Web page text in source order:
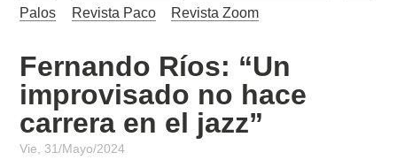
Palos
Revista Paco Revista Zoom
Fernando Ríos: “Un
improvisado no hace
carrera en el jazz”
Vie, 31/Mayo/2024